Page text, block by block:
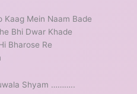
Kaag Mein Naam Bade
Bhi Dwar Khade
Bharose Re
Shyam ………..